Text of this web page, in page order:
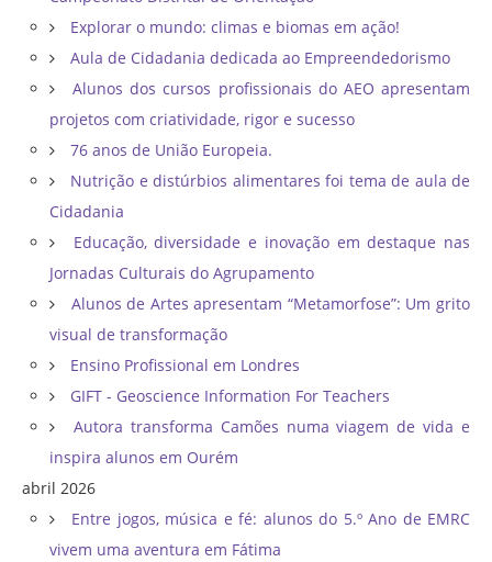
Explorar o mundo: climas e biomas em ação!
Aula de Cidadania dedicada ao Empreendedorismo
Alunos dos cursos profissionais do AEO apresentam
projetos com criatividade, rigor e sucesso
76 anos de União Europeia.
Nutrição e distúrbios alimentares foi tema de aula de
Cidadania
Educação, diversidade e inovação em destaque nas
Jornadas Culturais do Agrupamento
Alunos de Artes apresentam “Metamorfose”: Um grito
visual de transformação
Ensino Profissional em Londres
GIFT - Geoscience Information For Teachers
Autora transforma Camões numa viagem de vida e
inspira alunos em Ourém
abril 2026
Entre jogos, música e fé: alunos do 5.º Ano de EMRC
vivem uma aventura em Fátima